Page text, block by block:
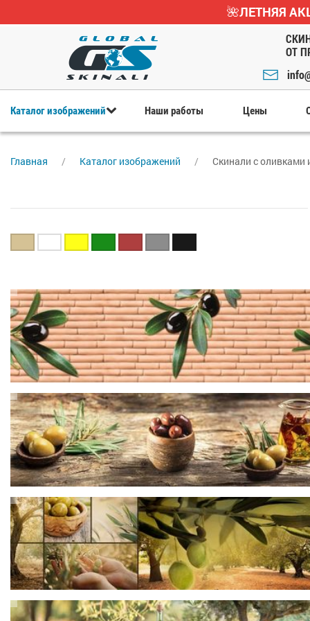
🌺ЛЕТНЯЯ
ОТ
Каталог изображений Наши работы Цены
Главная Каталог изображений Скинали с оливками